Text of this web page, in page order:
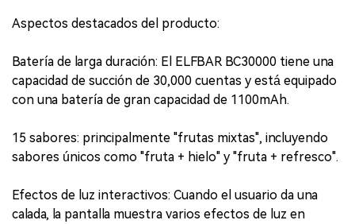
Aspectos destacados del producto:
Batería de larga duración: El ELFBAR BC30000 tiene una
capacidad de succión de 30,000 cuentas y está equipado
con una batería de gran capacidad de 1100mAh.
15 sabores: principalmente "frutas mixtas", incluyendo
sabores únicos como "fruta + hielo" y "fruta + refresco".
Efectos de luz interactivos: Cuando el usuario da una
calada, la pantalla muestra varios efectos de luz en